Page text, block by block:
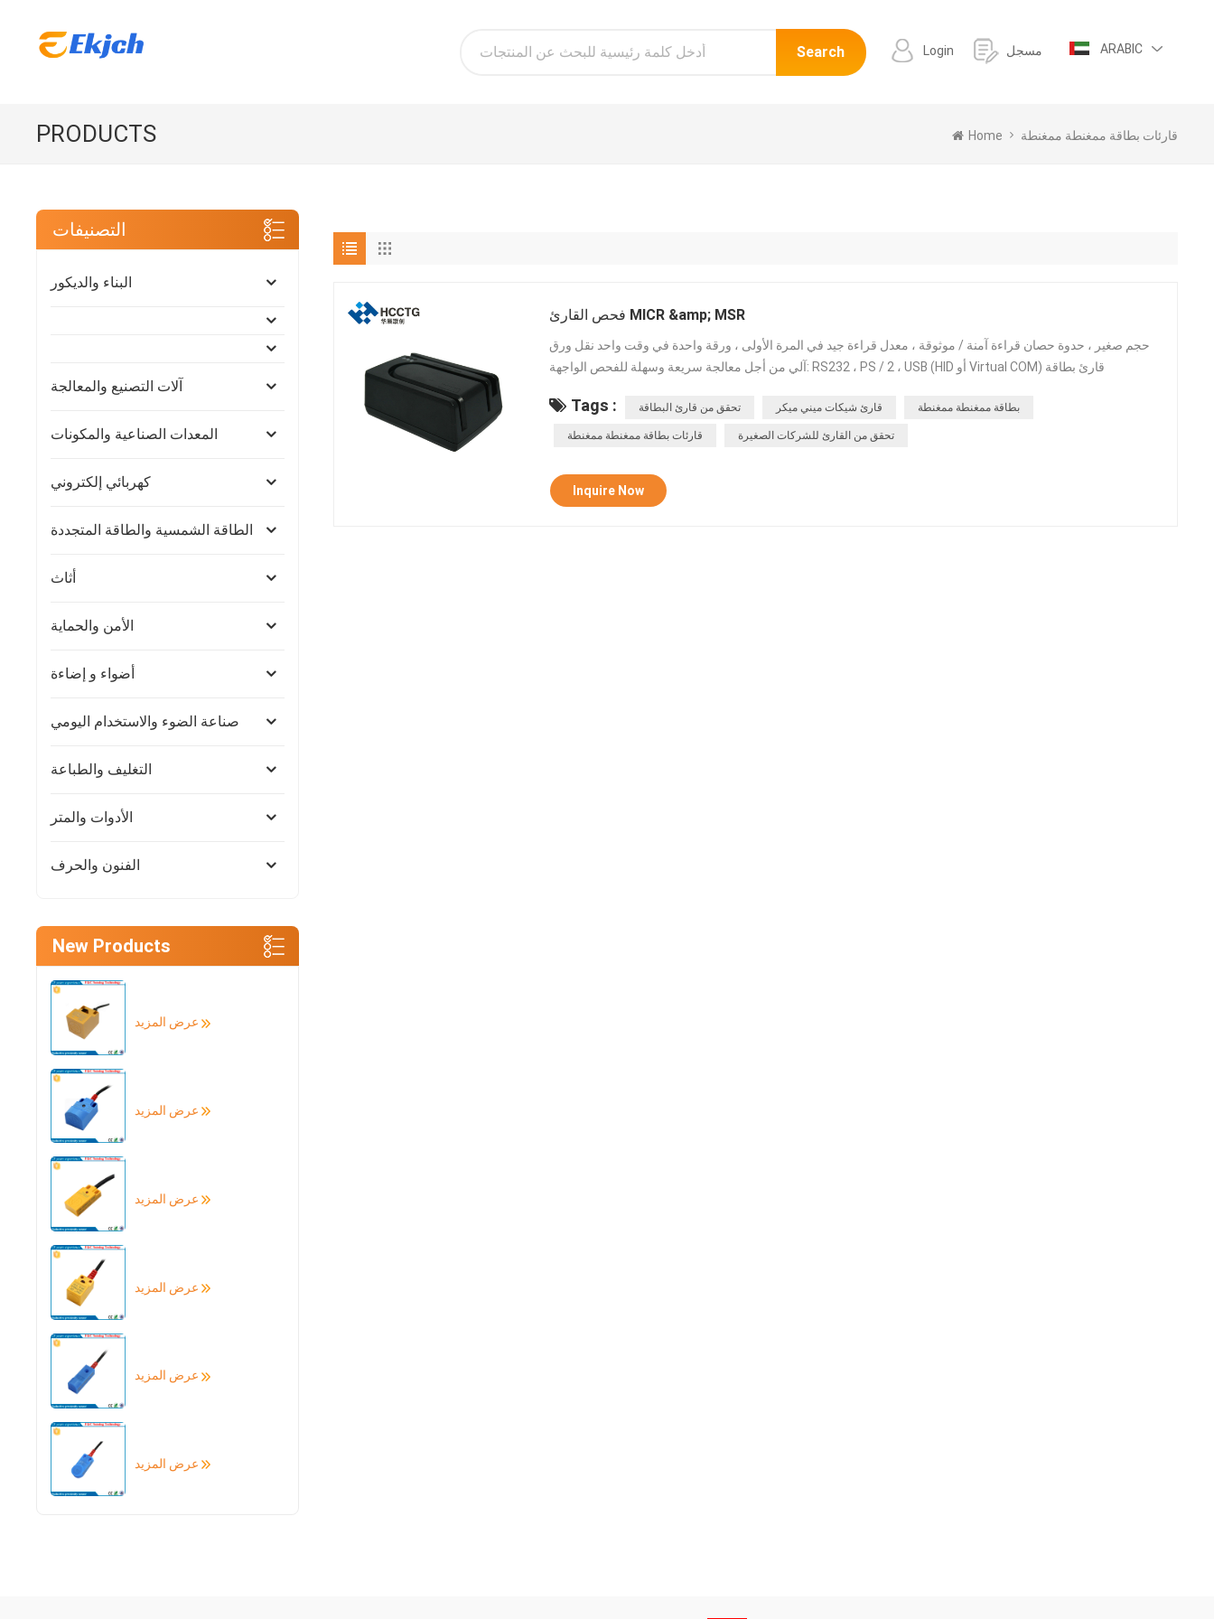
ARABIC
Login مسجل Search
PRODUCTS Home قارئات بطاقة ممغنطة ممغنطة
فحص القارئ MICR &amp; MSR
حجم صغير ، حدوة حصان قراءة آمنة / موثوقة ، معدل قراءة جيد في المرة الأولى ، ورقة واحدة في وقت واحد نقل ورق
آلي من أجل معالجة سريعة وسهلة للفحص الواجهة: RS232 ، PS / 2 ، USB (HID أو Virtual COM) قارئ بطاقة
إلخ Tags : تحقق من قارئ البطاقة قارئ شيكات ميني ميكر بطاقة ممغنطة ممغنطة
قارئات بطاقة ممغنطة ممغنطة تحقق من القارئ للشركات الصغيرة
Inquire Now
التصنيفات
البناء والديكور
آلات التصنيع والمعالجة
المعدات الصناعية والمكونات
كهربائي إلكتروني
الطاقة الشمسية والطاقة المتجددة
أثاث
الأمن والحماية
أضواء و إضاءة
صناعة الضوء والاستخدام اليومي
التغليف والطباعة
الأدوات والمتر
الفنون والحرف
New Products
عرض المزيد
عرض المزيد
عرض المزيد
عرض المزيد
عرض المزيد
عرض المزيد